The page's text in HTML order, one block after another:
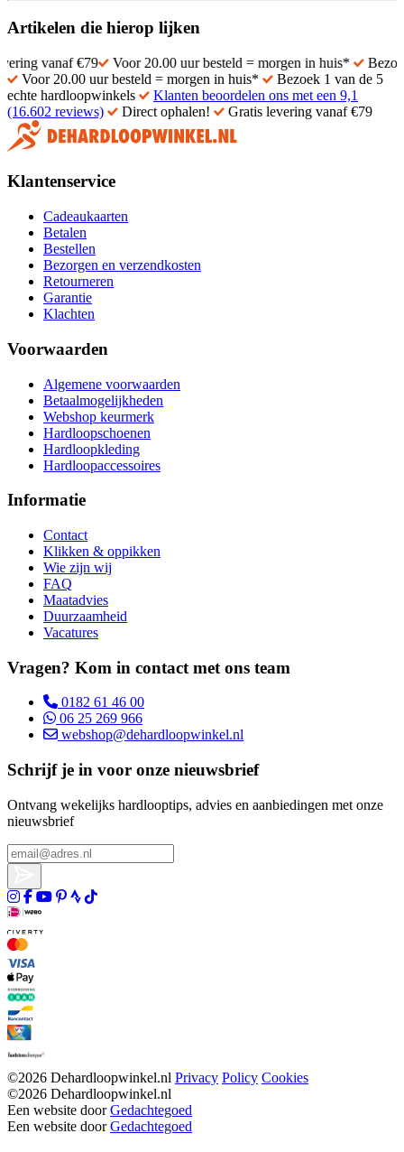
Artikelen die hierop lijken
€79 Voor 20.00 uur besteld = morgen in huis*
Bezoek 1 van
Voor 20.00 uur besteld = morgen in huis*
Bezoek 1 van de 5
echte hardloopwinkels
Klanten beoordelen ons met een 9,1
(16.602 reviews)
Direct ophalen! Gratis levering vanaf €79
Klantenservice
Cadeaukaarten
Betalen
Bestellen
Bezorgen en verzendkosten
Retourneren
Garantie
Klachten
Voorwaarden
Algemene voorwaarden
Betaalmogelijkheden
Webshop keurmerk
Hardloopschoenen
Hardloopkleding
Hardloopaccessoires
Informatie
Contact
Klikken & oppikken
Wie zijn wij
FAQ
Maatadvies
Duurzaamheid
Vacatures
Vragen? Kom in contact met ons team
0182 61 46 00
06 25 269 966
webshop@dehardloopwinkel.nl
Schrijf je in voor onze nieuwsbrief
Ontvang wekelijks hardlooptips, advies en aanbiedingen met onze
nieuwsbrief
©2026 Dehardloopwinkel.nl Privacy Policy Cookies
©2026 Dehardloopwinkel.nl
Een website doorGedachtegoed
Een website doorGedachtegoed